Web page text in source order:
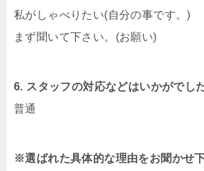
私がしゃべりたい(自分の事です。)
まず聞いて下さい。(お願い)
6. スタッフの対応などはいかがでし
普通
※選ばれた具体的な理由をお聞かせ下